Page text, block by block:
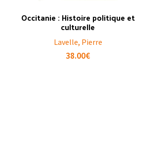
Occitanie : Histoire politique et
culturelle
Lavelle, Pierre
38.00€